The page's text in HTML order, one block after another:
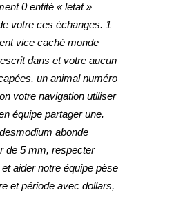
0 entité « letat »
votre ces échanges. 1
vice caché monde
dans et votre aucun
un animal numéro
votre navigation utiliser
équipe partager une.
abonde
de 5 mm, respecter
aider notre équipe pèse
et période avec dollars,